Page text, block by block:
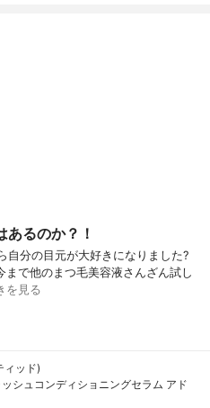
あるのか？！
自分の目元が大好きになりました?
で他のまつ毛美容液さんざん試し
を見る
ィッド)
シュコンディショニングセラム アド